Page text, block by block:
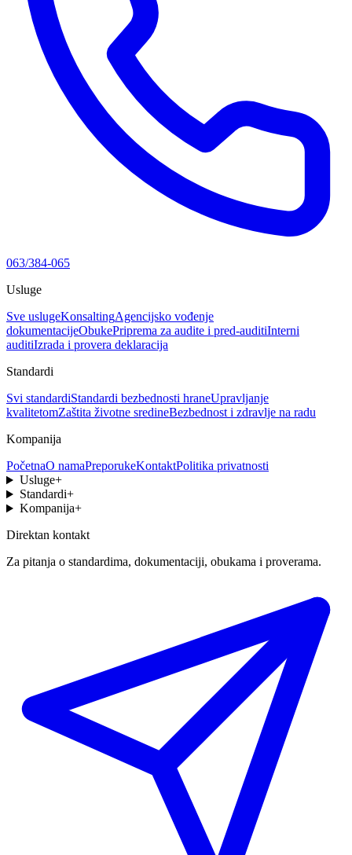
063/384-065
Usluge
Sve uslugeKonsaltingAgencijsko vođenje
dokumentacijeObukePriprema za audite i pred-auditiInterni
auditiIzrada i provera deklaracija
Standardi
Svi standardiStandardi bezbednosti hraneUpravljanje
kvalitetomZaštita životne sredineBezbednost i zdravlje na radu
Kompanija
PočetnaO namaPreporukeKontaktPolitika privatnosti
Usluge+
Standardi+
Kompanija+
Direktan kontakt
Za pitanja o standardima, dokumentaciji, obukama i proverama.